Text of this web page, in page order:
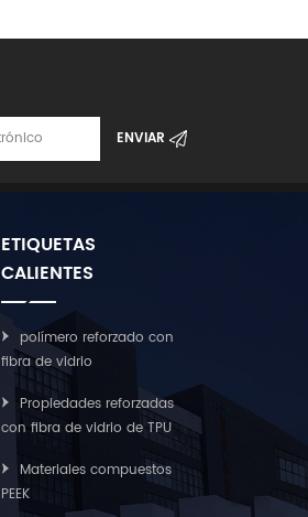
ETIQUETAS
CALIENTES
polímero reforzado con
fibra de vidrio
Propiedades reforzadas
con fibra de vidrio de TPU
Materiales compuestos
PEEK